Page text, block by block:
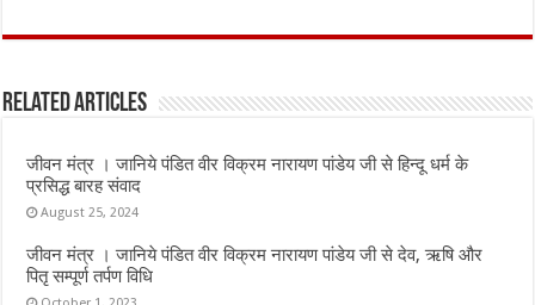
ce
o
o
k
it
r
at
A
p
ai ar
Related Articles
जीवन मंत्र । जानिये पंडित वीर विक्रम नारायण पांडेय जी से हिन्दू धर्म के
प्रसिद्ध बारह संवाद
August 25, 2024
जीवन मंत्र । जानिये पंडित वीर विक्रम नारायण पांडेय जी से देव, ऋषि और
पितृ सम्पूर्ण तर्पण विधि